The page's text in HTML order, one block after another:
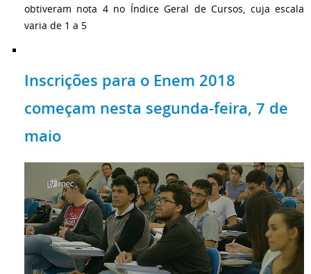
obtiveram nota 4 no Índice Geral de Cursos, cuja escala
varia de 1 a 5
Inscrições para o Enem 2018
começam nesta segunda-feira, 7 de
maio